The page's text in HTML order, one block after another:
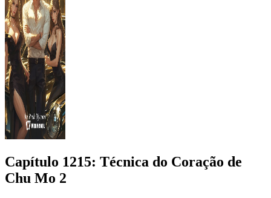
Capítulo 1215: Técnica do Coração de
Chu Mo 2